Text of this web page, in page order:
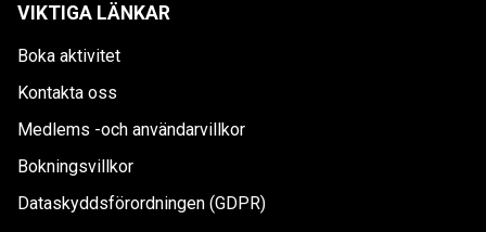
VIKTIGA LÄNKAR
Boka aktivitet
Kontakta oss
Medlems -och användarvillkor
Bokningsvillkor
Dataskyddsförordningen (GDPR)